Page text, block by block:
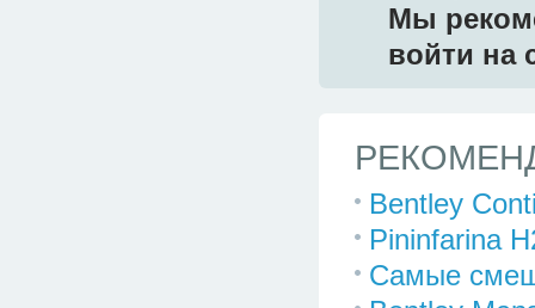
Мы
войти на
Bentley
Pininfarina
Самые